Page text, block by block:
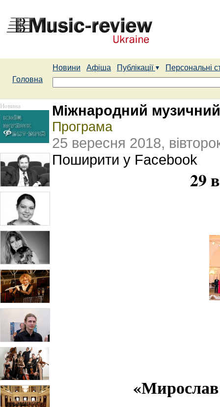
Новини Афіша Публікації
Персональні
Головна
Новина Міжнародний
Програма
25 вересня 2018,
Поширити у Facebook
29